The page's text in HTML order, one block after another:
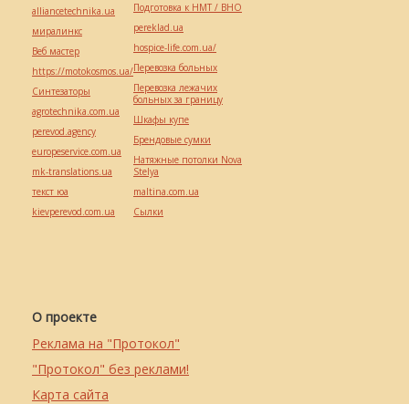
О проекте
Реклама на "Протокол"
"Протокол" без реклами!
Карта сайта
alliancetechnika.ua
миралинкс
Веб мастер
https://motokosmos.ua/
Синтезаторы
agrotechnika.com.ua
perevod.agency
europeservice.com.ua
mk-translations.ua
текст юа
kievperevod.com.ua
Подготовка к НМТ / ВНО
pereklad.ua
hospice-life.com.ua/
Перевозка больных
Перевозка лежачих
больных за границу
Шкафы купе
Брендовые сумки
Натяжные потолки Nova
Stelya
maltina.com.ua
Cылки